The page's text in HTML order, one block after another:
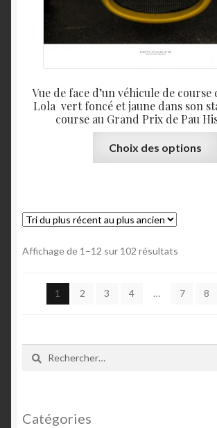
Vue de face d’un véhicule de
Lola vert foncé et jaune dans son
course au Grand Prix de Pau
Choix des options
Affichage de 1–12 sur 102 résultats
récent
ancien
1 2 3 4 … 7 8
Catégories